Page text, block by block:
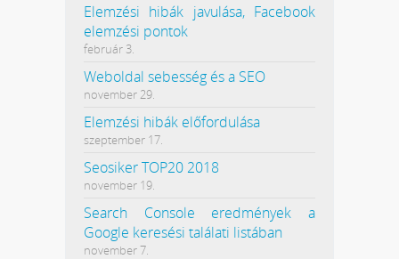
Elemzési hibák javulása, Facebook
elemzési pontok
február 3.
Weboldal sebesség és a SEO
november 29.
Elemzési hibák előfordulása
szeptember 17.
Seosiker TOP20 2018
november 19.
Search Console eredmények a
Google keresési találati listában
november 7.